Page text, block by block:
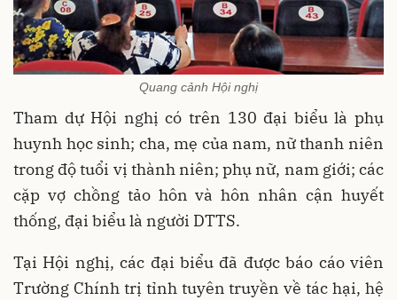
Quang cảnh Hội nghị
Tham dự Hội nghị có trên 130 đại biểu là phụ
huynh học sinh; cha, mẹ của nam, nữ thanh niên
trong độ tuổi vị thành niên; phụ nữ, nam giới; các
cặp vợ chồng tảo hôn và hôn nhân cận huyết
thống, đại biểu là người DTTS.
Tại Hội nghị, các đại biểu đã được báo cáo viên
Trường Chính trị tỉnh tuyên truyền về tác hại, hệ